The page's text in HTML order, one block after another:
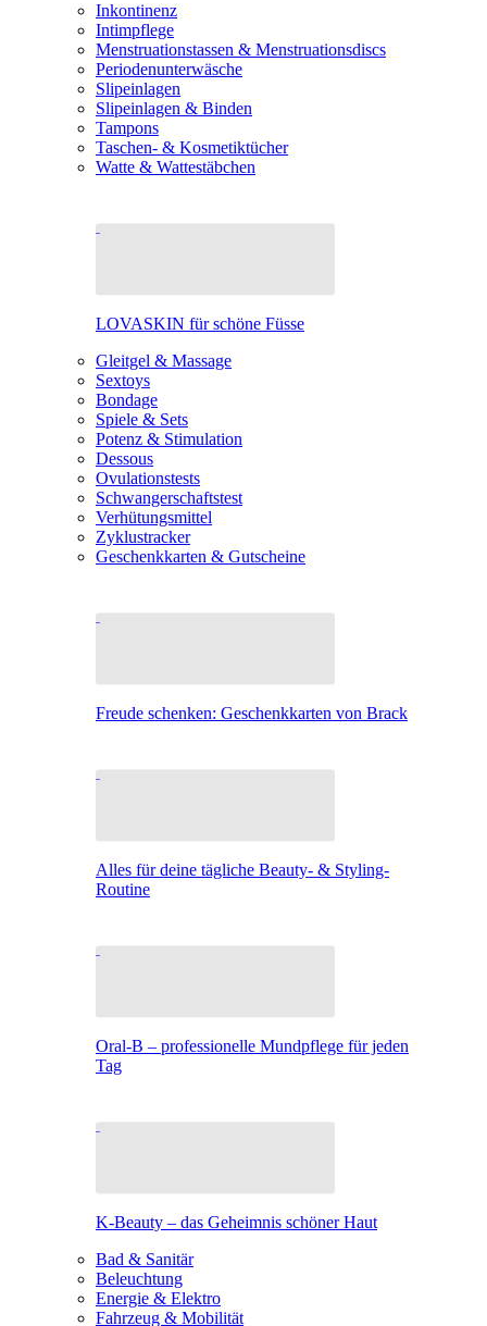
Inkontinenz
Intimpflege
Menstruationstassen & Menstruationsdiscs
Periodenunterwäsche
Slipeinlagen
Slipeinlagen & Binden
Tampons
Taschen- & Kosmetiktücher
Watte & Wattestäbchen
LOVASKIN für schöne Füsse
Gleitgel & Massage
Sextoys
Bondage
Spiele & Sets
Potenz & Stimulation
Dessous
Ovulationstests
Schwangerschaftstest
Verhütungsmittel
Zyklustracker
Geschenkkarten & Gutscheine
Freude schenken: Geschenkkarten von Brack
Alles für deine tägliche Beauty- & Styling-
Routine
Oral-B – professionelle Mundpflege für jeden
Tag
K-Beauty – das Geheimnis schöner Haut
Bad & Sanitär
Beleuchtung
Energie & Elektro
Fahrzeug & Mobilität